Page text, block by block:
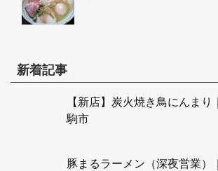
新着記事
【新店】炭火焼き鳥にんま
駒市
豚まるラーメン（深夜営業）